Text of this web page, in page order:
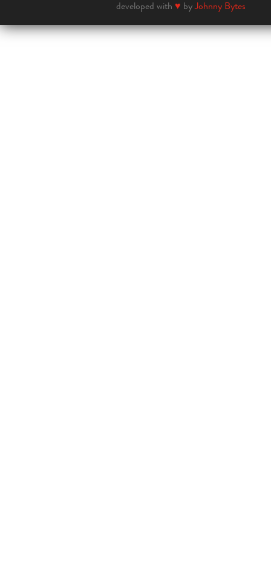
developed with ♥ byJohnny Bytes